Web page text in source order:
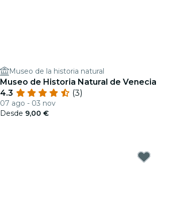
Museo de la historia natural
Museo de Historia Natural de Venecia
4.3
(3)
07 ago - 03 nov
Desde 9,00 €